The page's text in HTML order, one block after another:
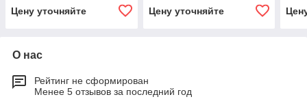
Цену уточняйте
Цену уточняйте
О нас
Рейтинг не сформирован
Менее 5 отзывов за последний год